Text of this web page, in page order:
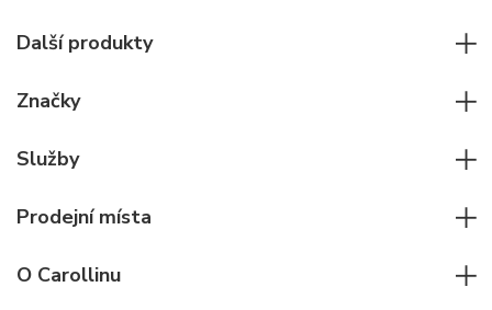
Dámské hodinky
Pilotní hodinky
Potápěčské hodinky
Další produkty
Ostatní doplňky
Značky
Cartier
Breitling
Služby
Pro firmy
Prodejní místa
O Carollinu